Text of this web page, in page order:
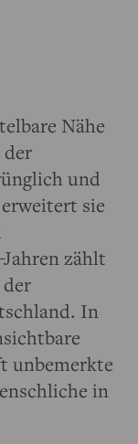
Nähe
der
und
sie
zählt
In
unbemerkte
in